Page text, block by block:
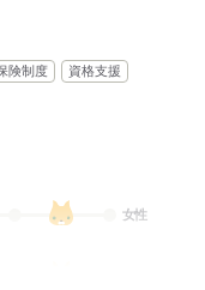
ｍ）
険制度
資格支援
女性